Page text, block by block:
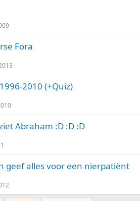
Fora
2010 (+Quiz)
Abraham :D :D :D
geef alles voor een nierpatiënt